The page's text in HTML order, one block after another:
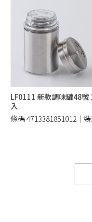
LF0111 新款調味罐48號
入
條碼 4713381851012｜